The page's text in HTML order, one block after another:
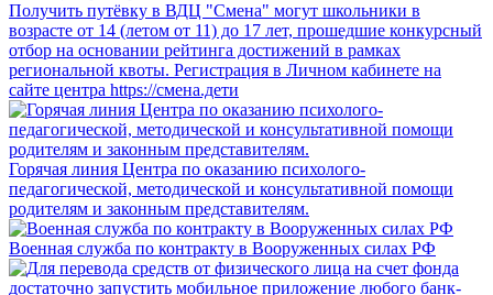
Получить путёвку в ВДЦ "Смена" могут школьники в
возрасте от 14 (летом от 11) до 17 лет, прошедшие конкурсный
отбор на основании рейтинга достижений в рамках
региональной квоты. Регистрация в Личном кабинете на
сайте центра https://смена.дети
Горячая линия Центра по оказанию психолого-
педагогической, методической и консультативной помощи
родителям и законным представителям.
Военная служба по контракту в Вооруженных силах РФ